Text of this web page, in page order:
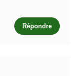
Répondre